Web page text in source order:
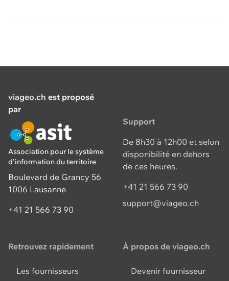
viageo.ch est proposé
par
Association pour le système
d'information du territoire
Boulevard de Grancy 56
1006 Lausanne
+41 21 566 73 90
Support
De 8h30 à 12h00 et selon
disponibilité en dehors
de ces heures.
+41 21 566 73 90
support@viageo.ch
Retrouvez rapidement
Les fournisseurs
À propos de viageo.ch
Devenir fournisseur